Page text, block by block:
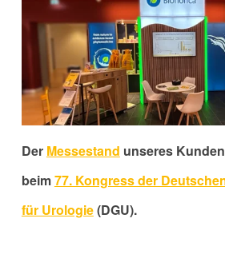
Der Messestand unseres Kunden
beim77. Kongress der
für Urologie(DGU).